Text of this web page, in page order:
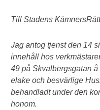
Till Stadens
Jag antog tjenst den 14
innehåll hos
49 på Skvalbergsgatan
elake och besvärlige
behandladt under den
honom.